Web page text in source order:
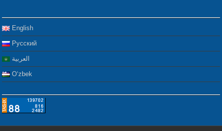
English
Русский
العربية
Oʻzbek